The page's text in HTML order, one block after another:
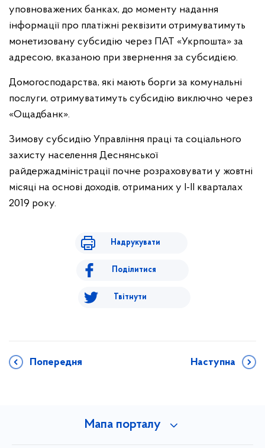
уповноважених банках, до моменту надання
інформації про платіжні реквізити отримуватимуть
монетизовану субсидію через ПАТ «Укрпошта» за
адресою, вказаною при звернення за субсидією.
Домогосподарства, які мають борги за комунальні
послуги, отримуватимуть субсидію виключно через
«Ощадбанк».
Зимову субсидію Управління праці та соціального
захисту населення Деснянської
райдержадміністрації почне розраховувати у жовтні
місяці на основі доходів, отриманих у I-II кварталах
2019 року.
Надрукувати
Поділитися
Твітнути
Попередня Наступна
Мапа порталу